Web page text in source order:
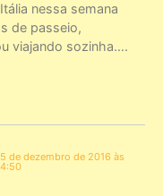
nessa semana
de passeio,
viajando sozinha….
de dezembro de 2016 às